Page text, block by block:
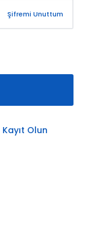
Şifremi Unuttum
Kayıt Olun